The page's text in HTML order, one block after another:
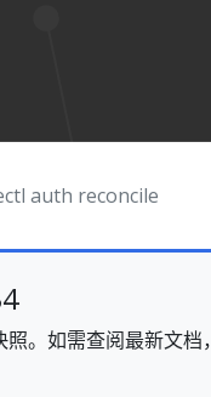
auth reconcile
。如需查阅最新文档，